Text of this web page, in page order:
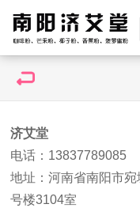
济艾堂
电话：13837789085
地址：河南省南阳市
号楼3104室